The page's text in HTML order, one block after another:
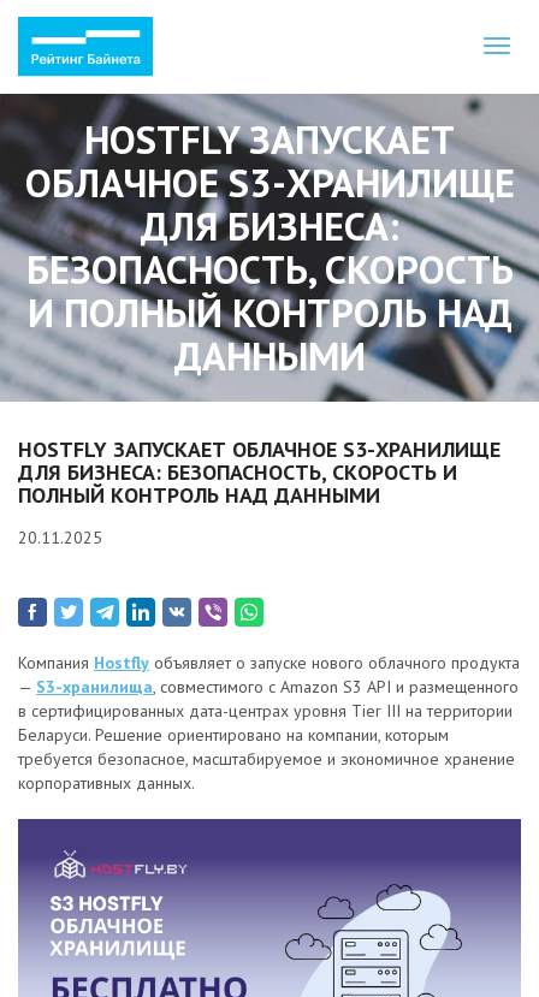
HOSTFLY ЗАПУСКАЕТ
ОБЛАЧНОЕ S3-ХРАНИЛИЩЕ
ДЛЯ БИЗНЕСА:
БЕЗОПАСНОСТЬ, СКОРОСТЬ
И ПОЛНЫЙ КОНТРОЛЬ НАД
ДАННЫМИ
HOSTFLY ЗАПУСКАЕТ ОБЛАЧНОЕ S3-ХРАНИЛИЩЕ
ДЛЯ БИЗНЕСА: БЕЗОПАСНОСТЬ, СКОРОСТЬ И
ПОЛНЫЙ КОНТРОЛЬ НАД ДАННЫМИ
20.11.2025
Компания Hostfly объявляет о запуске нового облачного продукта
— S3-хранилища, совместимого с Amazon S3 API и размещенного
в сертифицированных дата-центрах уровня Tier III на территории
Беларуси. Решение ориентировано на компании, которым
требуется безопасное, масштабируемое и экономичное хранение
корпоративных данных.